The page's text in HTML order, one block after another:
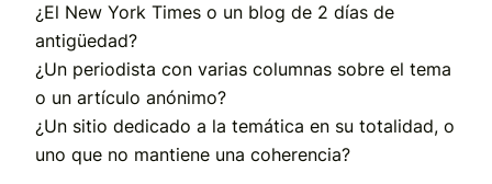
¿El New York Times o un blog de 2 días de
antigüedad?
¿Un periodista con varias columnas sobre el tema
o un artículo anónimo?
¿Un sitio dedicado a la temática en su totalidad, o
uno que no mantiene una coherencia?